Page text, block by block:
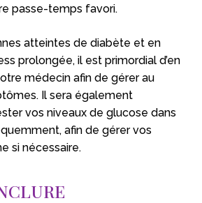
passe-temps favori.
atteintes de diabète et en
prolongée, il est primordial d’en
médecin afin de gérer au
Il sera également
vos niveaux de glucose dans
afin de gérer vos
si nécessaire.